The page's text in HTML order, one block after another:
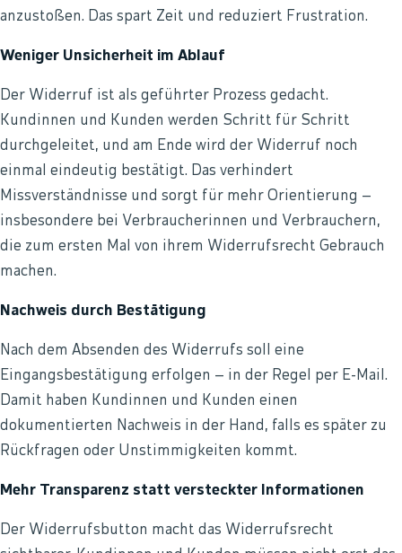
anzustoßen. Das spart Zeit und reduziert Frustration.
Weniger Unsicherheit im Ablauf
Der Widerruf ist als geführter Prozess gedacht.
Kundinnen und Kunden werden Schritt für Schritt
durchgeleitet, und am Ende wird der Widerruf noch
einmal eindeutig bestätigt. Das verhindert
Missverständnisse und sorgt für mehr Orientierung –
insbesondere bei Verbraucherinnen und Verbrauchern,
die zum ersten Mal von ihrem Widerrufsrecht Gebrauch
machen.
Nachweis durch Bestätigung
Nach dem Absenden des Widerrufs soll eine
Eingangsbestätigung erfolgen – in der Regel per E-Mail.
Damit haben Kundinnen und Kunden einen
dokumentierten Nachweis in der Hand, falls es später zu
Rückfragen oder Unstimmigkeiten kommt.
Mehr Transparenz statt versteckter Informationen
Der Widerrufsbutton macht das Widerrufsrecht